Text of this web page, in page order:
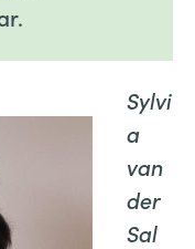
Sylvi
a
van
der
Sal